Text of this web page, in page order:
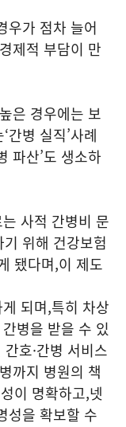
우가 점차 늘어
제적 부담이 만
은 경우에는 보
‘간병 실직’사례
파산’도 생소하
사적 간병비 문
위해 건강보험
됐다며,이 제도
되며,특히 차상
병을 받을 수 있
간호·간병 서비스
까지 병원의 책
이 명확하고,넷
성을 확보할 수